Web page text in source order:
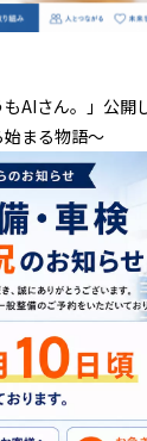
もAIさん。」公開
まる物語～